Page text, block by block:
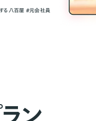
る八百屋 ＃元会社員